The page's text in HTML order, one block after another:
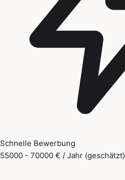
Schnelle Bewerbung
55000 - 70000 € / Jahr (geschätzt)